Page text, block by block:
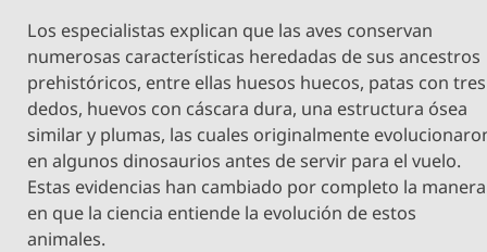
Los especialistas explican que las aves conservan
numerosas características heredadas de sus ancestros
prehistóricos, entre ellas huesos huecos, patas con tres
dedos, huevos con cáscara dura, una estructura ósea
similar y plumas, las cuales originalmente
en algunos dinosaurios antes de servir para el vuelo.
Estas evidencias han cambiado por completo la manera
en que la ciencia entiende la evolución de estos
animales.